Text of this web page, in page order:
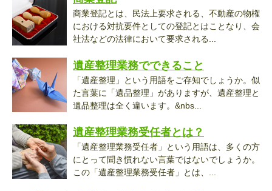
商業登記とは、民法上要求される、不動産の物権
における対抗要件としての登記とはことなり、会
社法などの法律において要求される...
遺産整理業務でできること
「遺産整理」という用語をご存知でしょうか。似
た言葉に「遺品整理」がありますが、遺産整理と
遺品整理は全く違います。&nbs...
遺産整理業務受任者とは？
「遺産整理業務受任者」という用語は、多くの方
にとって聞き慣れない言葉ではないでしょうか。
この「遺産整理業務受任者」とは、...